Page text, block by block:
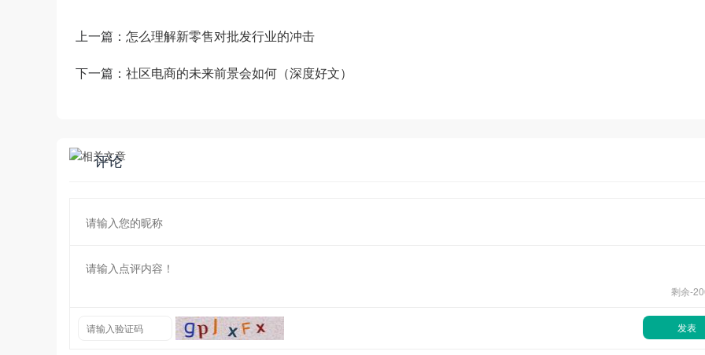
上一篇： 怎么理解新零售对批发行业的冲击
下一篇： 社区电商的未来前景会如何（深度好文）
评论
剩余-
发表